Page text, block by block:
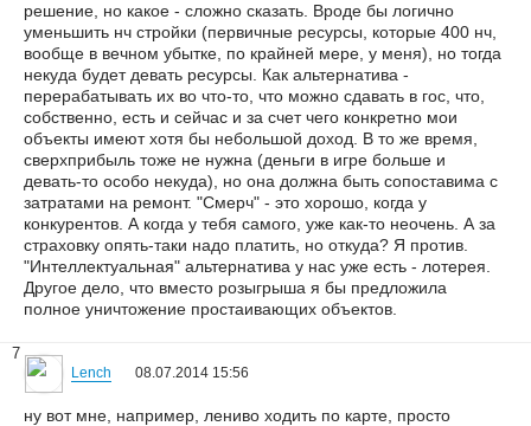
решение, но какое - сложно сказать. Вроде бы логично
уменьшить нч стройки (первичные ресурсы, которые 400 нч,
вообще в вечном убытке, по крайней мере, у меня), но тогда
некуда будет девать ресурсы. Как альтернатива -
перерабатывать их во что-то, что можно сдавать в гос, что,
собственно, есть и сейчас и за счет чего конкретно мои
объекты имеют хотя бы небольшой доход. В то же время,
сверхприбыль тоже не нужна (деньги в игре больше и
девать-то особо некуда), но она должна быть сопоставима с
затратами на ремонт. "Смерч" - это хорошо, когда у
конкурентов. А когда у тебя самого, уже как-то неочень. А за
страховку опять-таки надо платить, но откуда? Я против.
"Интеллектуальная" альтернатива у нас уже есть - лотерея.
Другое дело, что вместо розыгрыша я бы предложила
полное уничтожение простаивающих объектов.
7
Lench 08.07.2014 15:56
ну вот мне, например, лениво ходить по карте, просто